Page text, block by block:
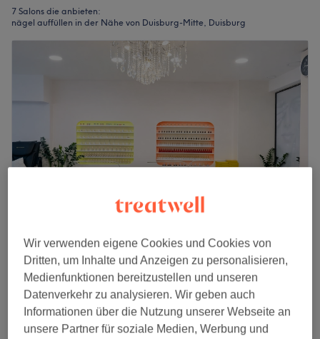
7 Salons die anbieten:
nägel auffüllen in der Nähe von Duisburg-Mitte, Duisburg
Miu Nails, Duisburg
4,8
50 Bewertungen
Neudorf-Nord, Duisburg
Auf Karte anzeigen
Nagelmodellage - Auffüllen mit UV-
Gel/Acryl
45 Min. - 1 Std. 15 Min.
ab 28 €
Wir verwenden eigene Cookies und Cookies von
Dritten, um Inhalte und Anzeigen zu personalisieren,
Medienfunktionen bereitzustellen und unseren
Datenverkehr zu analysieren. Wir geben auch
Informationen über die Nutzung unserer Webseite an
unsere Partner für soziale Medien, Werbung und